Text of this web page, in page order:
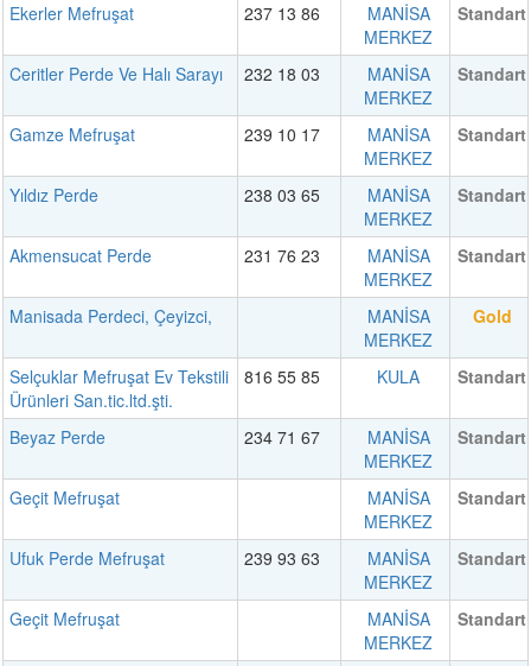
Ekerler Mefruşat 237 13 86
MANİSA
MERKEZ
Standart
Ceritler Perde Ve Halı Sarayı 232 18 03
MANİSA
MERKEZ
Standart
Gamze Mefruşat 239 10 17
MANİSA
MERKEZ
Standart
Yıldız Perde 238 03 65
MANİSA
MERKEZ
Standart
Akmensucat Perde 231 76 23
MANİSA
MERKEZ
Standart
Manisada Perdeci, Çeyizci,
MANİSA
MERKEZ
Gold
Selçuklar Mefruşat Ev Tekstili
Ürünleri San.tic.ltd.şti.
816 55 85 KULA Standart
Beyaz Perde 234 71 67
MANİSA
MERKEZ
Standart
Geçit Mefruşat
MANİSA
MERKEZ
Standart
Ufuk Perde Mefruşat 239 93 63
MANİSA
MERKEZ
Standart
Geçit Mefruşat
MANİSA
MERKEZ
Standart